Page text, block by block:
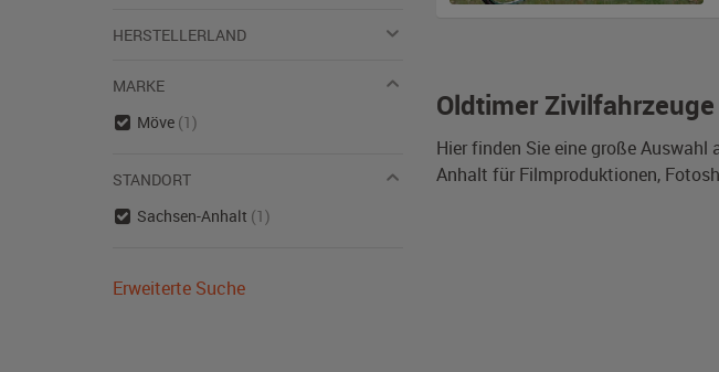
Oldtimer
Hier finden Sie eine große
Anhalt für Filmproduktionen,
HERSTELLERLAND
MARKE
Möve (1)
STANDORT
Sachsen-Anhalt (1)
Erweiterte Suche